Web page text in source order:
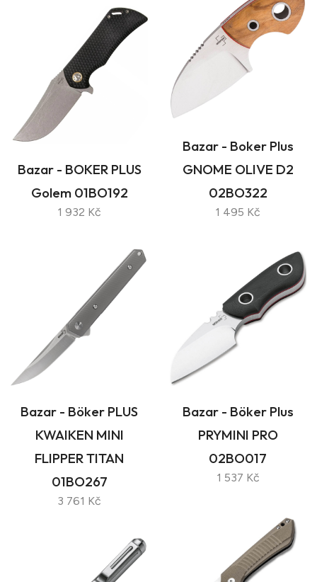
Bazar - Boker Plus
GNOME OLIVE D2
02BO322
1 495 Kč
Bazar - BOKER PLUS
Golem 01BO192
1 932 Kč
Bazar - Böker PLUS
KWAIKEN MINI
FLIPPER TITAN
01BO267
3 761 Kč
Bazar - Böker Plus
PRYMINI PRO
02BO017
1 537 Kč